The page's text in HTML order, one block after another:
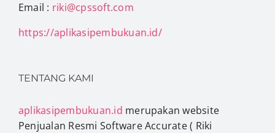
Email : riki@cpssoft.com
https://aplikasipembukuan.id/
TENTANG KAMI
aplikasipembukuan.id merupakan website
Penjualan Resmi Software Accurate ( Riki